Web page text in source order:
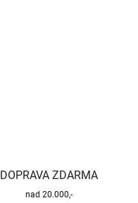
DOPRAVA ZDARMA
nad 20.000,-